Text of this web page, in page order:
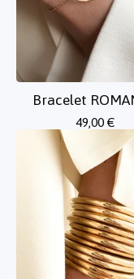
Bracelet
49,00 €